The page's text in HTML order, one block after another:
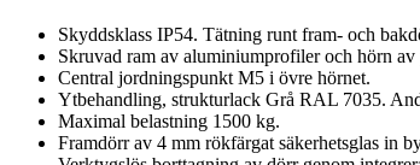
Skyddsklass IP54. Tätning runt fram- och
Skruvad ram av aluminiumprofiler och hörn
Central jordningspunkt M5 i övre hörnet.
Ytbehandling, strukturlack Grå RAL 7035.
Maximal belastning 1500 kg.
Framdörr av 4 mm rökfärgat säkerhetsglas in